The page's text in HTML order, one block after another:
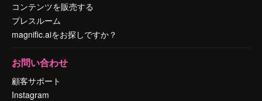
コンテンツを販売する
プレスルーム
magnific.aiをお探しですか？
お問い合わせ
顧客サポート
Instagram